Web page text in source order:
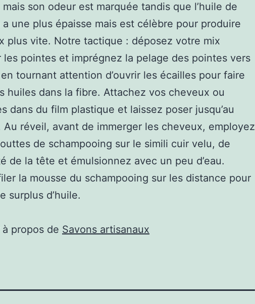
son odeur est marquée tandis que l’huile de
une plus épaisse mais est célèbre pour produire
plus vite. Notre tactique : déposez votre mix
les pointes et imprégnez la pelage des pointes vers
tournant attention d’ouvrir les écailles pour faire
huiles dans la fibre. Attachez vos cheveux ou
dans du film plastique et laissez poser jusqu’au
Au réveil, avant de immerger les cheveux, employez
de schampooing sur le simili cuir velu, de
de la tête et émulsionnez avec un peu d’eau.
la mousse du schampooing sur les distance pour
surplus d’huile.
propos de Savons artisanaux